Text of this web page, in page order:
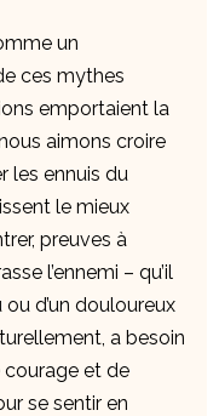
un
ces mythes
emportaient la
aimons croire
les ennuis du
le mieux
preuves à
l’ennemi – qu’il
ou d’un douloureux
a besoin
courage et de
se sentir en